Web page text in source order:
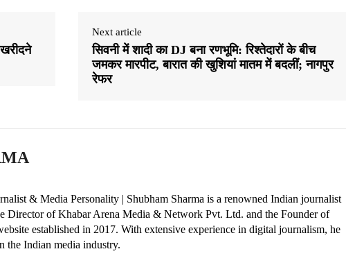
Next article
सिवनी में शादी का DJ बना रणभूमि: रिश्तेदारों के बीच
जमकर मारपीट, बारात की खुशियां मातम में बदलीं; नागपुर
रेफर
& Media Personality | Shubham Sharma is a renowned Indian journalist
Director of Khabar Arena Media & Network Pvt. Ltd. and the Founder of
established in 2017. With extensive experience in digital journalism, he
the Indian media industry.